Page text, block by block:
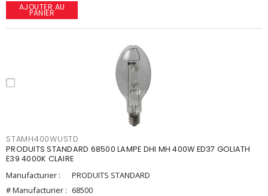
AJOUTER AU
PANIER
STAMH400WUSTD
PRODUITS STANDARD 68500 LAMPE DHI MH 400W ED37 GOLIATH
E39 4000K CLAIRE
Manufacturier :
PRODUITS STANDARD
# Manufacturier : 68500